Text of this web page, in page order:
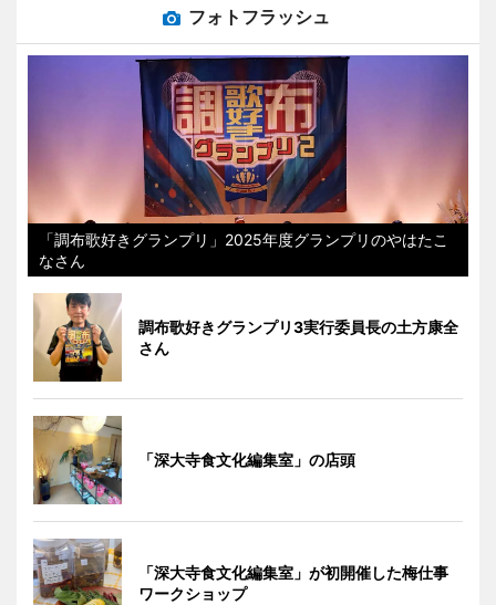
フォトフラッシュ
「調布歌好きグランプリ」2025年度グランプリのやはたこ
なさん
調布歌好きグランプリ3実行委員長の土方康全
さん
「深大寺食文化編集室」の店頭
「深大寺食文化編集室」が初開催した梅仕事
ワークショップ